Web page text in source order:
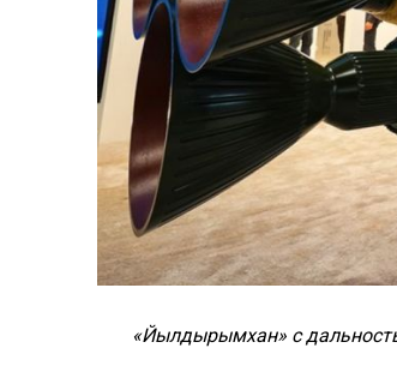
«Йылдырымхан» с